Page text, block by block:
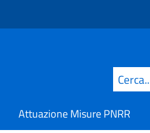
Cerca
Attuazione Misure PNRR